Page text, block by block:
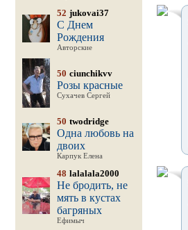
52 jukovai37
С Днем
Рождения
Авторские
50 ciunchikvv
Розы красные
Сухачев Сергей
50 twodridge
Одна любовь на
двоих
Карпук Елена
48 lalalala2000
Не бродить, не
мять в кустах
багряных
Ефимыч